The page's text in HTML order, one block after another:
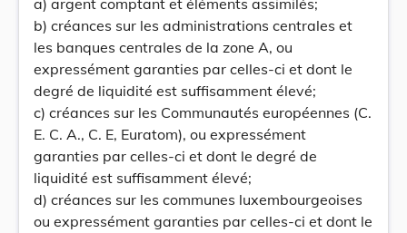
a) argent comptant et éléments assimilés;
b) créances sur les administrations centrales et
les banques centrales de la zone A, ou
expressément garanties par celles-ci et dont le
degré de liquidité est suffisamment élevé;
c) créances sur les Communautés européennes (C.
E. C. A., C. E, Euratom), ou expressément
garanties par celles-ci et dont le degré de
liquidité est suffisamment élevé;
d) créances sur les communes luxembourgeoises
ou expressément garanties par celles-ci et dont le